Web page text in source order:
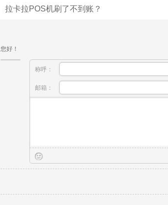
拉卡拉POS机刷了不到账？
您好！
称呼：
邮箱：